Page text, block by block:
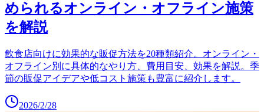
められるオンライン・オフライン施策
を解説
飲食店向けに効果的な販促方法を20種類紹介。オンライン・
オフライン別に具体的なやり方、費用目安、効果を解説。季
節の販促アイデアや低コスト施策も豊富に紹介します。
2026/2/28